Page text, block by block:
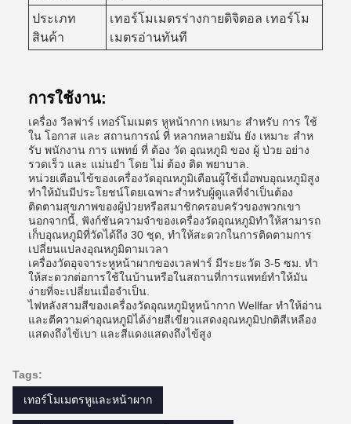
ประเภท
สินค้า
เทอร์โมเมตรร่างกายดิจิตอล เทอร์โม
เมตรอ่านทันที
การใช้งาน:
เครื่อง วีลฟาร์ เทอร์โมเมตร หูหน้ากาก เหมาะ สําหรับ การ ใช้
ใน โอกาส และ สถานการณ์ ที่ หลากหลายมัน ยัง เหมาะ สําห
รับ พนักงาน การ แพทย์ ที่ ต้อง วัด อุณหภูมิ ของ ผู้ ป่วย อย่าง
รวดเร็ว และ แม่นยํา โดย ไม่ ต้อง ติด พยาบาล.
หน่วยเตือนไข้ของเครื่องวัดอุณหภูมิเตือนผู้ใช้เมื่อพบอุณหภูมิสูง
ทําให้มันมีประโยชน์โดยเฉพาะสําหรับผู้ดูแลที่จําเป็นต้อง
ติดตามสุขภาพของผู้ป่วยหรือสมาชิกครอบครัวของพวกเขา
นอกจากนี้, ฟังก์ชันความจําของเครื่องวัดอุณหภูมิทําให้สามารถ
เก็บอุณหภูมิที่วัดได้ถึง 30 ชุด, ทําให้สะดวกในการติดตามการ
เปลี่ยนแปลงอุณหภูมิตามเวลา
เครื่องวัดอุจจาระหูหน้าผากของเวลฟาร์ มีระยะวัด 3-5 ซม. ทํา
ให้สะดวกต่อการใช้ในบ้านหรือในสถานที่การแพทย์ทําให้มัน
ง่ายที่จะเปลี่ยนเมื่อจําเป็น.
ไฟหลังสามสีของเครื่องวัดอุณหภูมิหูหน้ากาก Wellfar ทําให้อ่าน
และตีความค่าอุณหภูมิได้ง่ายสีเขียวแสดงอุณหภูมิปกติสีเหลือง
แสดงถึงไข้เบา และสีแดงแสดงถึงไข้สูง
Tags:
เทอร์โมเมตรหูและหน้าผาก